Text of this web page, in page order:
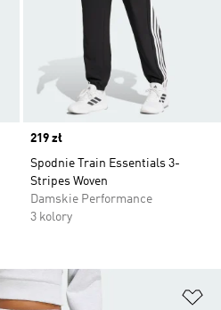
Price
219 zł
Spodnie Train Essentials 3-
Stripes Woven
Damskie Performance
3 kolory